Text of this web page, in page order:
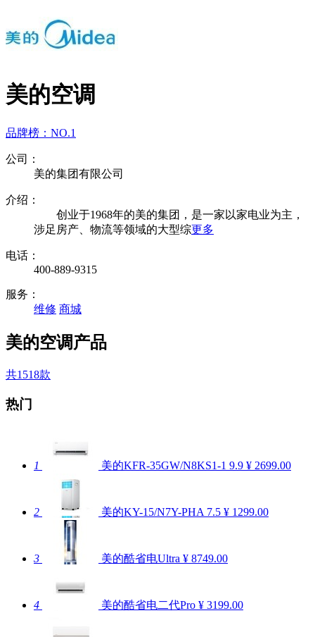
美的空调
品牌榜： NO.1
公司：
美的集团有限公司
介绍：
创业于1968年的美的集团，是一家以家电业为主，
涉足房产、物流等领域的大型综更多
电话：
400-889-9315
服务：
维修 商城
美的空调产品
共1518款
热门
1 美的KFR-35GW/N8KS1-1 9.9 ¥ 2699.00
2 美的KY-15/N7Y-PHA 7.5 ¥ 1299.00
3 美的酷省电Ultra ¥ 8749.00
4 美的酷省电二代Pro ¥ 3199.00